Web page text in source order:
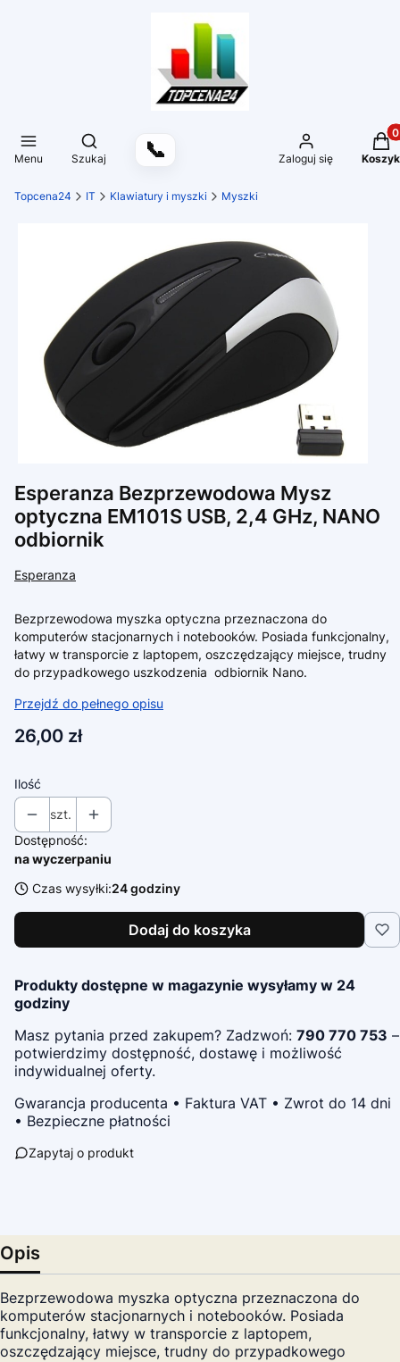
Menu
Otwórz wyszukiwarkę
Szukaj 📞 Zaloguj się Koszyk
Topcena24 IT Klawiatury i myszki Myszki
Esperanza Bezprzewodowa Mysz
optyczna EM101S USB, 2,4 GHz, NANO
odbiornik
Esperanza
Bezprzewodowa myszka optyczna przeznaczona do
komputerów stacjonarnych i notebooków. Posiada funkcjonalny,
łatwy w transporcie z laptopem, oszczędzający miejsce, trudny
do przypadkowego uszkodzenia odbiornik Nano.
Przejdź do pełnego opisu
Cena
26,00 zł
Ilość
szt.
Dostępność:
na wyczerpaniu
Czas wysyłki:24 godziny
Dodaj do koszyka
Produkty dostępne w magazynie wysyłamy w 24
godziny
Masz pytania przed zakupem? Zadzwoń: 790 770 753 –
potwierdzimy dostępność, dostawę i możliwość
indywidualnej oferty.
Gwarancja producenta • Faktura VAT • Zwrot do 14 dni
• Bezpieczne płatności
Zapytaj o produkt
Opis
Bezprzewodowa myszka optyczna przeznaczona do
komputerów stacjonarnych i notebooków. Posiada
funkcjonalny, łatwy w transporcie z laptopem,
oszczędzający miejsce, trudny do przypadkowego